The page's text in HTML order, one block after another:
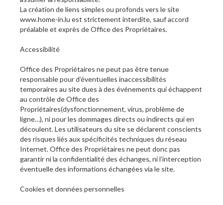
La création de liens simples ou profonds vers le site
www.home-in.lu est strictement interdite, sauf accord
préalable et exprès de Office des Propriétaires.
Accessibilité
Office des Propriétaires ne peut pas être tenue
responsable pour d’éventuelles inaccessibilités
temporaires au site dues à des événements qui échappent
au contrôle de Office des
Propriétaires(dysfonctionnement, virus, problème de
ligne…), ni pour les dommages directs ou indirects qui en
découlent. Les utilisateurs du site se déclarent conscients
des risques liés aux spécificités techniques du réseau
Internet. Office des Propriétaires ne peut donc pas
garantir ni la confidentialité des échanges, ni l’interception
éventuelle des informations échangées via le site.
Cookies et données personnelles